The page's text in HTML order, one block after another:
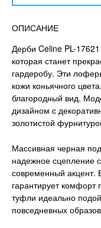
ОПИСАНИЕ
Дерби Celine PL-17621
которая станет
гардеробу. Эти
кожи коньячного
благородный вид.
дизайном с
золотистой
Массивная черная
надежное сцепление
современный акцент.
гарантирует комфорт
туфли идеально
повседневных